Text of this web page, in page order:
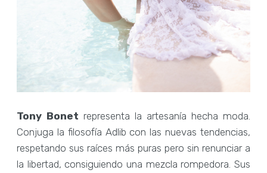
Tony Bonet representa la artesanía hecha moda.
Conjuga la filosofía Adlib con las nuevas tendencias,
respetando sus raíces más puras pero sin renunciar a
la libertad, consiguiendo una mezcla rompedora. Sus